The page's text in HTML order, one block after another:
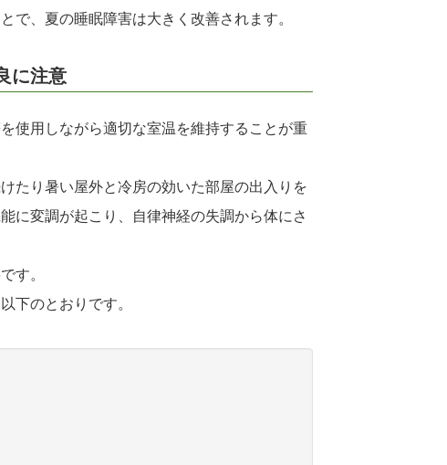
で、夏の睡眠障害は大きく改善されます。
に注意
使用しながら適切な室温を維持することが重
たり暑い屋外と冷房の効いた部屋の出入りを
に変調が起こり、自律神経の失調から体にさ
す。
下のとおりです。